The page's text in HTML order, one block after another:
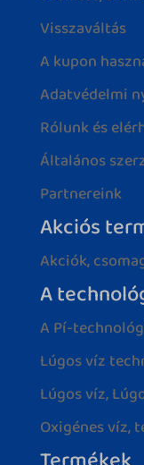
Visszaváltás
A kupon
Adatvédelmi
Rólunk és
Általános
Partnereink
Akciós
Akciók,
A
A Pí-
Lúgos víz
Lúgos víz,
Oxigénes víz,